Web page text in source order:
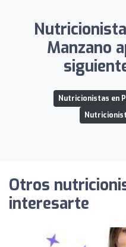
Manzano
Nutricionistas en
Otros
interesarte